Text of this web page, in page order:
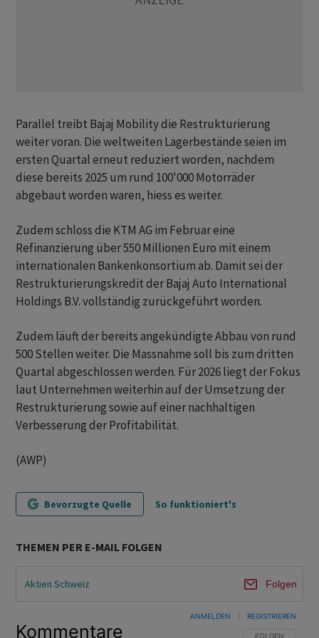
Parallel treibt Bajaj Mobility die Restrukturierung
weiter voran. Die weltweiten Lagerbestände seien im
ersten Quartal erneut reduziert worden, nachdem
diese bereits 2025 um rund 100'000 Motorräder
abgebaut worden waren, hiess es weiter.
Zudem schloss die KTM AG im Februar eine
Refinanzierung über 550 Millionen Euro mit einem
internationalen Bankenkonsortium ab. Damit sei der
Restrukturierungskredit der Bajaj Auto International
Holdings B.V. vollständig zurückgeführt worden.
Zudem läuft der bereits angekündigte Abbau von rund
500 Stellen weiter. Die Massnahme soll bis zum dritten
Quartal abgeschlossen werden. Für 2026 liegt der Fokus
laut Unternehmen weiterhin auf der Umsetzung der
Restrukturierung sowie auf einer nachhaltigen
Verbesserung der Profitabilität.
(AWP)
Bevorzugte Quelle So funktioniert's
THEMEN PER E-MAIL FOLGEN
Aktien Schweiz Folgen
Kommentare FOLGE DIESER
FOLGEN
ANMELDEN REGISTRIEREN